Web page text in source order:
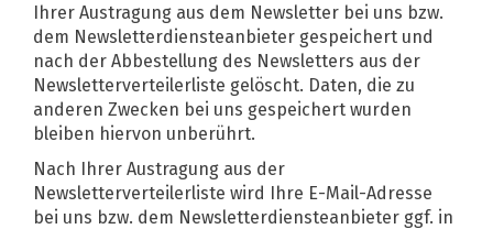
Ihrer Austragung aus dem Newsletter bei uns bzw.
dem Newsletterdiensteanbieter gespeichert und
nach der Abbestellung des Newsletters aus der
Newsletterverteilerliste gelöscht. Daten, die zu
anderen Zwecken bei uns gespeichert wurden
bleiben hiervon unberührt.
Nach Ihrer Austragung aus der
Newsletterverteilerliste wird Ihre E-Mail-Adresse
bei uns bzw. dem Newsletterdiensteanbieter ggf. in